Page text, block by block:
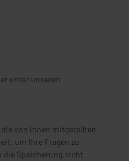
unter unseren
von Ihnen mitgeteilten
um Ihre Fragen zu
die Speicherung nicht